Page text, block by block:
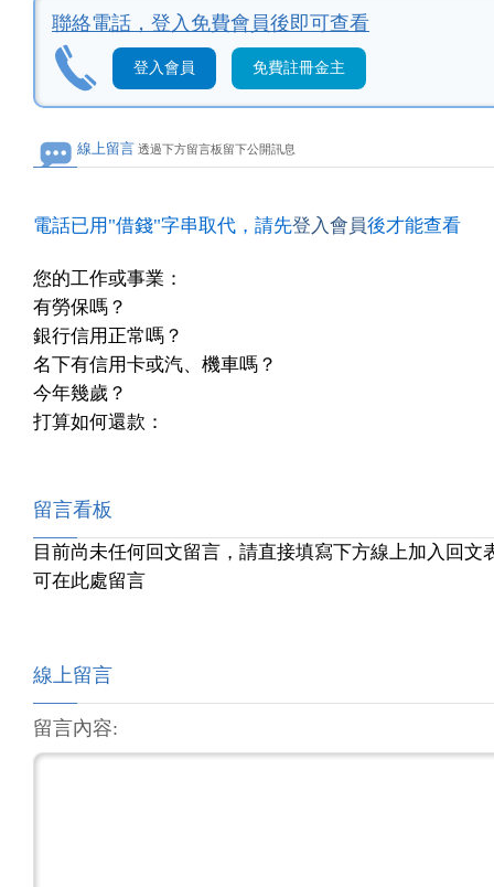
聯絡電話， 登入免費會員後即可查看
登入會員 免費註冊金主
線上留言 透過下方留言板留下公開訊息
電話已用"借錢"字串取代，請先登入會員後才能查看
您的工作或事業：
有勞保嗎？
銀行信用正常嗎？
名下有信用卡或汽、機車嗎？
今年幾歲？
打算如何還款：
留言看板
目前尚未任何回文留言，請直接填寫下方線上加入回文
可在此處留言
線上留言
留言內容: